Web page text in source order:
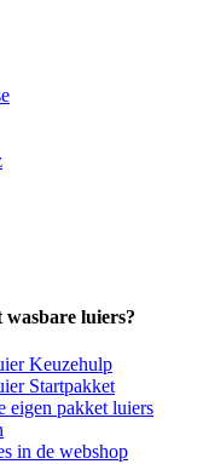
wasbare luiers?
Keuzehulp
Startpakket
eigen pakket luiers
in de webshop